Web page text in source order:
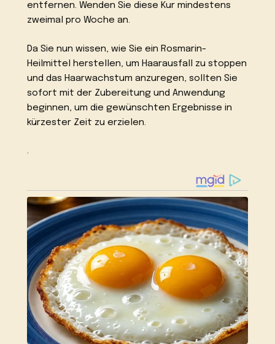
entfernen. Wenden Sie diese Kur mindestens
zweimal pro Woche an.
Da Sie nun wissen, wie Sie ein Rosmarin-
Heilmittel herstellen, um Haarausfall zu stoppen
und das Haarwachstum anzuregen, sollten Sie
sofort mit der Zubereitung und Anwendung
beginnen, um die gewünschten Ergebnisse in
kürzester Zeit zu erzielen.
.